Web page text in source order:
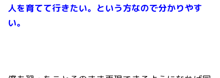
人を育てて行きたい。という方なので分かりやす
い。